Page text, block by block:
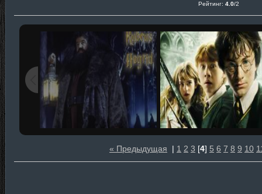
Рейтинг: 4.0/2
« Предыдущая | 1 2 3 [4] 5 6 7 8 9 10